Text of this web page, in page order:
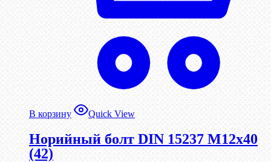
В корзину Quick View
Норийный болт DIN 15237 М12х40
(42)